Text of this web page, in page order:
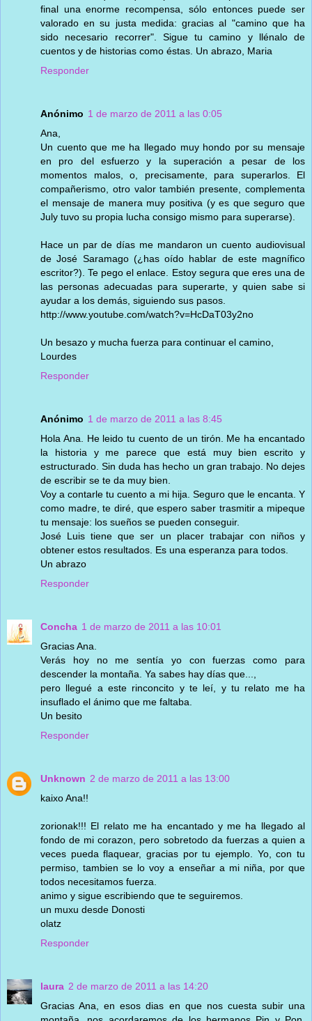
final una enorme recompensa, sólo entonces puede ser
valorado en su justa medida: gracias al "camino que ha
sido necesario recorrer". Sigue tu camino y llénalo de
cuentos y de historias como éstas. Un abrazo, Maria
Responder
Anónimo 1 de marzo de 2011 a las 0:05
Ana,
Un cuento que me ha llegado muy hondo por su mensaje
en pro del esfuerzo y la superación a pesar de los
momentos malos, o, precisamente, para superarlos. El
compañerismo, otro valor también presente, complementa
el mensaje de manera muy positiva (y es que seguro que
July tuvo su propia lucha consigo mismo para superarse).
Hace un par de días me mandaron un cuento audiovisual
de José Saramago (¿has oído hablar de este magnífico
escritor?). Te pego el enlace. Estoy segura que eres una de
las personas adecuadas para superarte, y quien sabe si
ayudar a los demás, siguiendo sus pasos.
http://www.youtube.com/watch?v=HcDaT03y2no
Un besazo y mucha fuerza para continuar el camino,
Lourdes
Responder
Anónimo 1 de marzo de 2011 a las 8:45
Hola Ana. He leido tu cuento de un tirón. Me ha encantado
la historia y me parece que está muy bien escrito y
estructurado. Sin duda has hecho un gran trabajo. No dejes
de escribir se te da muy bien.
Voy a contarle tu cuento a mi hija. Seguro que le encanta. Y
como madre, te diré, que espero saber trasmitir a mipeque
tu mensaje: los sueños se pueden conseguir.
José Luis tiene que ser un placer trabajar con niños y
obtener estos resultados. Es una esperanza para todos.
Un abrazo
Responder
Concha 1 de marzo de 2011 a las 10:01
Gracias Ana.
Verás hoy no me sentía yo con fuerzas como para
descender la montaña. Ya sabes hay días que...,
pero llegué a este rinconcito y te leí, y tu relato me ha
insuflado el ánimo que me faltaba.
Un besito
Responder
Unknown 2 de marzo de 2011 a las 13:00
kaixo Ana!!
zorionak!!! El relato me ha encantado y me ha llegado al
fondo de mi corazon, pero sobretodo da fuerzas a quien a
veces pueda flaquear, gracias por tu ejemplo. Yo, con tu
permiso, tambien se lo voy a enseñar a mi niña, por que
todos necesitamos fuerza.
animo y sigue escribiendo que te seguiremos.
un muxu desde Donosti
olatz
Responder
laura 2 de marzo de 2011 a las 14:20
Gracias Ana, en esos dias en que nos cuesta subir una